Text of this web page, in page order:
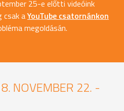
25-e előtti videóink
csak aYouTube csatornánkon
megoldásán.
NOVEMBER 22. -